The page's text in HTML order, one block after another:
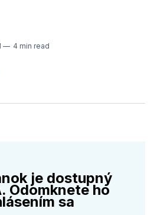
4 min read
je dostupný
Odomknete ho
sa